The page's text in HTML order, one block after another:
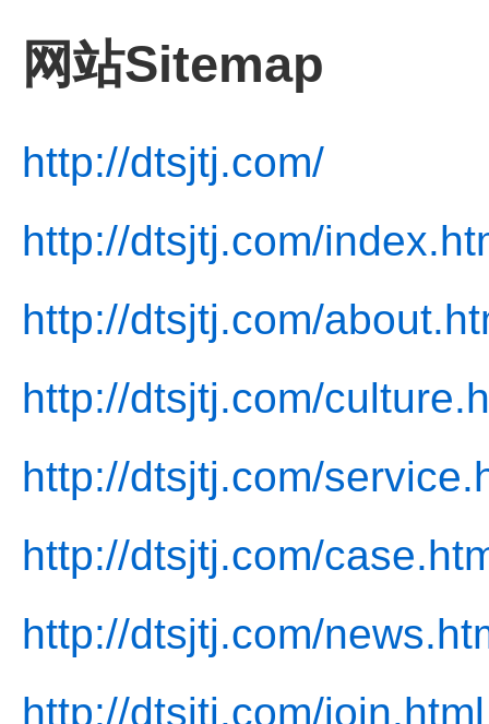
网站Sitemap
http://dtsjtj.com/
http://dtsjtj.com/
http://dtsjtj.com/
http://dtsjtj.com/
http://dtsjtj.com/
http://dtsjtj.com/
http://dtsjtj.com/
http://dtsjtj.com/join.html